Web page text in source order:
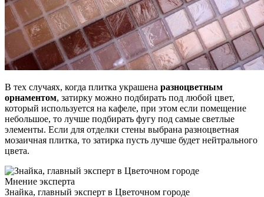
В тех случаях, когда плитка украшена разноцветным
орнаментом, затирку можно подбирать под любой цвет,
который используется на кафеле, при этом если помещение
небольшое, то лучше подбирать фугу под самые светлые
элементы. Если для отделки стены выбрана разноцветная
мозаичная плитка, то затирка пусть лучше будет нейтрального
цвета.
Мнение эксперта
Знайка, главный эксперт в Цветочном городе